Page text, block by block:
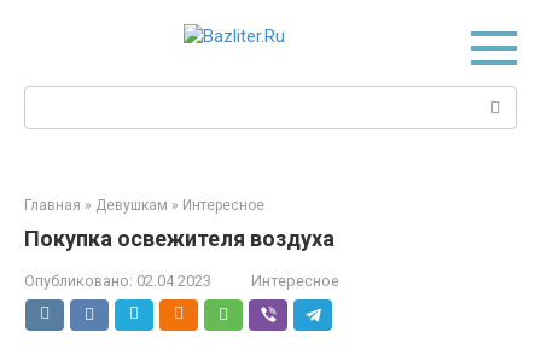
Главная » Девушкам » Интересное
Покупка освежителя воздуха
Опубликовано: 02.04.2023 Интересное